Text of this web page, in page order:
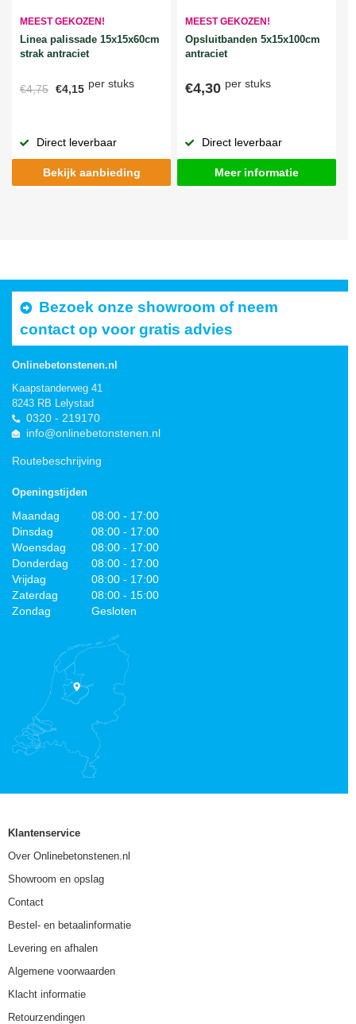
MEEST GEKOZEN!
Linea palissade 15x15x60cm
strak antraciet
€4,75 €4,15 per stuks
Direct leverbaar
Bekijk aanbieding
MEEST GEKOZEN!
Opsluitbanden 5x15x100cm
antraciet
€4,30 per stuks
Direct leverbaar
Meer informatie
Bezoek onze showroom of neem
contact op voor gratis advies
Onlinebetonstenen.nl
Kaapstanderweg 41
8243 RB Lelystad
0320 - 219170
info@onlinebetonstenen.nl
Routebeschrijving
Openingstijden
Maandag
08:00 - 17:00
Dinsdag
08:00 - 17:00
Woensdag
08:00 - 17:00
Donderdag
08:00 - 17:00
Vrijdag
08:00 - 17:00
Zaterdag
08:00 - 15:00
Zondag
Gesloten
Klantenservice
Over Onlinebetonstenen.nl
Showroom en opslag
Contact
Bestel- en betaalinformatie
Levering en afhalen
Algemene voorwaarden
Klacht informatie
Retourzendingen